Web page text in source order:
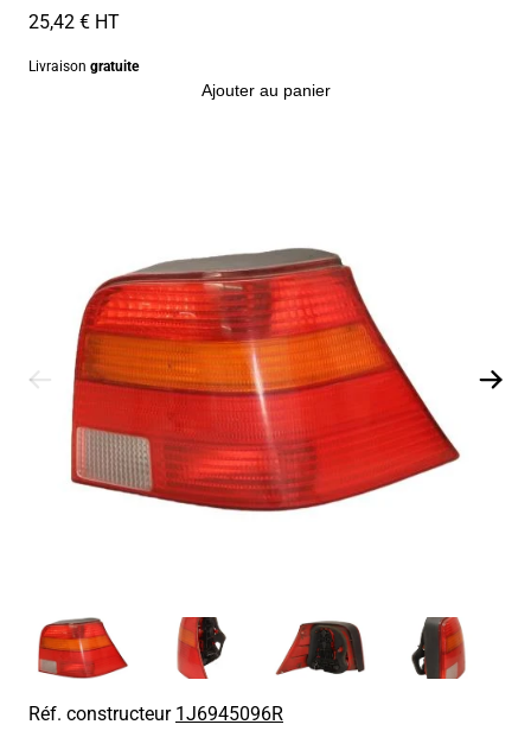
25,42 € HT
Livraison gratuite
Ajouter au panier
Réf. constructeur1J6945096R